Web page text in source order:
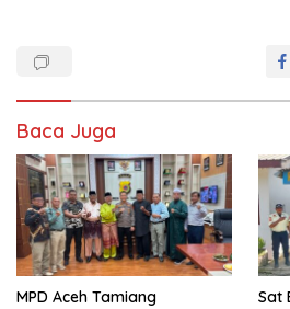
Baca Juga
MPD Aceh Tamiang
Sat